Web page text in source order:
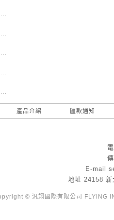
產品介紹 匯款通知
E-mail
地址 24158 新
© 汎翊國際有限公司 FLYiNG